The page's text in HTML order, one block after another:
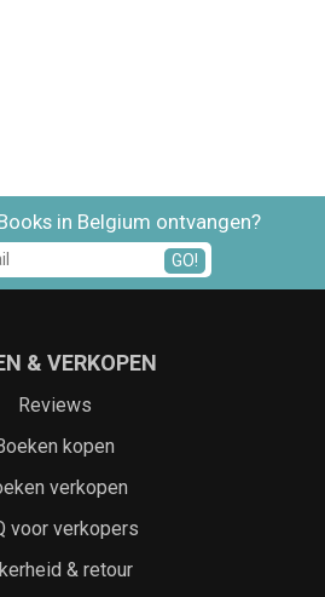
in Belgium ontvangen?
GO!
& VERKOPEN
Reviews
kopen
verkopen
voor verkopers
& retour